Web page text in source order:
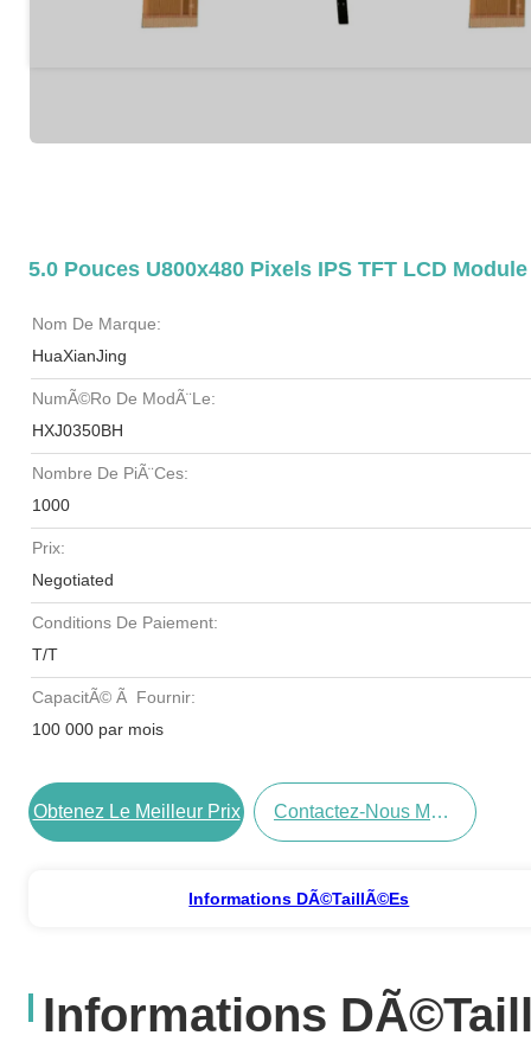
5.0 Pouces U800x480 Pixels IPS TFT LCD
Nom De Marque:
HuaXianJing
NumÃ©ro De ModÃ¨le:
HXJ0350BH
Nombre De PiÃ¨ces:
1000
Prix:
Negotiated
Conditions De Paiement:
T/T
CapacitÃ© Ã Fournir:
100 000 par mois
Obtenez Le Meilleur Prix Contactez-Nous Maintenant
Informations DÃ©taillÃ©es
Informations